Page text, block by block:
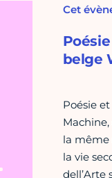
Cet
belge
Poésie
la même
la vie
dell’Arte